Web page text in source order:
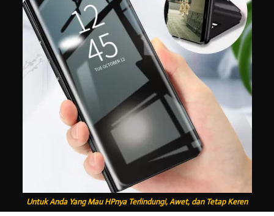
Untuk Anda Yang Mau HPnya Terlindungi, Awet, dan Tetap Keren